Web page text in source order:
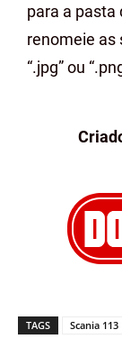
para a pasta
renomeie as
“.jpg” ou
TAGS Scania 113